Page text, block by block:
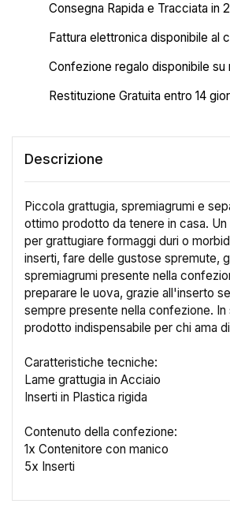
Consegna Rapida e Tracciata in
Fattura elettronica disponibile al
Confezione regalo disponibile su
Restituzione Gratuita entro 14
Descrizione
Piccola grattugia, spremiagrumi e
ottimo prodotto da tenere in casa.
per grattugiare formaggi duri o
inserti, fare delle gustose spremute,
spremiagrumi presente nella
preparare le uova, grazie all'inserto
sempre presente nella confezione. In
prodotto indispensabile per chi ama
Caratteristiche tecniche:
Lame grattugia in Acciaio
Inserti in Plastica rigida
Contenuto della confezione:
1x Contenitore con manico
5x Inserti
Nome lista dei desideri